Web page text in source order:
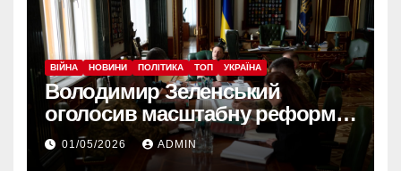
ВІЙНА НОВИНИ ПОЛІТИКА ТОП УКРАЇНА
Володимир Зеленський
оголосив масштабну реформу
армії: що зміниться вже з
червня
01/05/2026 ADMIN